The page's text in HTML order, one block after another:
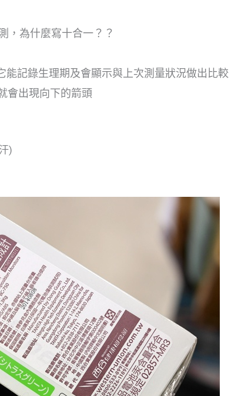
，為什麼寫十合一？？
能記錄生理期及會顯示與上次測量狀況做出比較
會出現向下的箭頭
)